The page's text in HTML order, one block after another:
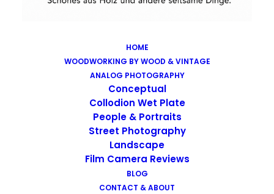
HOME
WOODWORKING BY WOOD & VINTAGE
ANALOG PHOTOGRAPHY
Conceptual
Collodion Wet Plate
People & Portraits
Street Photography
Landscape
Film Camera Reviews
BLOG
CONTACT & ABOUT
Images tagged "coffee"
Images tagged "coffee"